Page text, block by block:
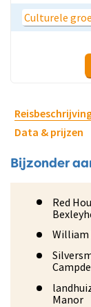
Culturele
Data & prijzen
Bijzonder
Red
William
Manor